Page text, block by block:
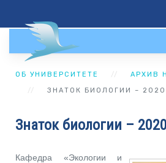
ОБ УНИВЕРСИТЕТЕ
АРХИВ
ЗНАТОК БИОЛОГИИ – 2020
Знаток биологии – 2020
Кафедра «Экологии и